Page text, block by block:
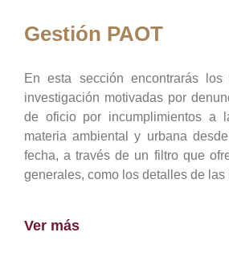
Gestión PAOT
En esta sección encontrarás
investigación motivadas por
de oficio por incumplimientos a
materia ambiental y urbana
fecha, a través de un filtro que
generales, como los detalles de
Ver más